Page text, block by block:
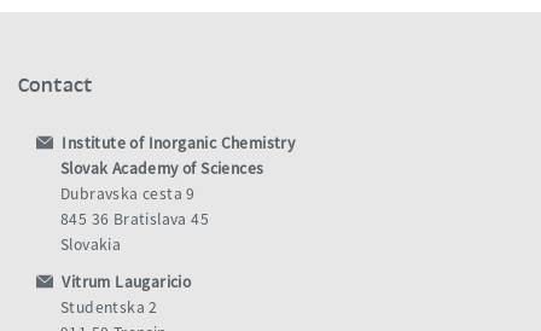
Contact
Institute of Inorganic Chemistry
Slovak Academy of Sciences
Dubravska cesta 9
845 36 Bratislava 45
Slovakia
Vitrum Laugaricio
Studentska 2